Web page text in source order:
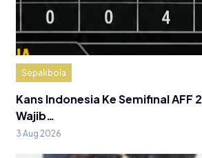
Sepakbola
Kans Indonesia Ke Semifinal AFF
Wajib…
3 Aug 2026